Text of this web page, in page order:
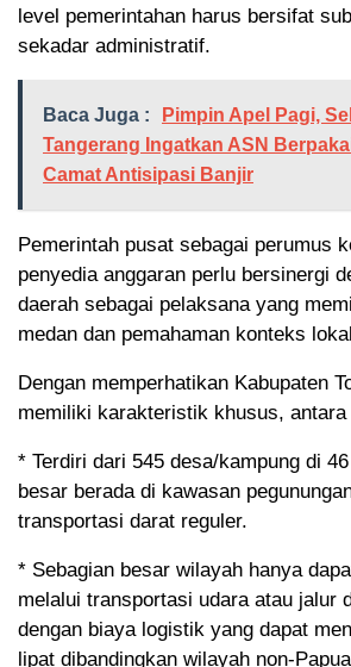
level pemerintahan harus bersifat
sekadar administratif.
Baca Juga :
Pimpin Apel Pagi,
Tangerang Ingatkan ASN
Camat Antisipasi Banjir
Pemerintah pusat sebagai perumus
penyedia anggaran perlu bersinergi
daerah sebagai pelaksana yang
medan dan pemahaman konteks
Dengan memperhatikan Kabupaten
memiliki karakteristik khusus, antara
* Terdiri dari 545 desa/kampung di
besar berada di kawasan
transportasi darat reguler.
* Sebagian besar wilayah hanya
melalui transportasi udara atau jalur
dengan biaya logistik yang dapat
lipat dibandingkan wilayah non-